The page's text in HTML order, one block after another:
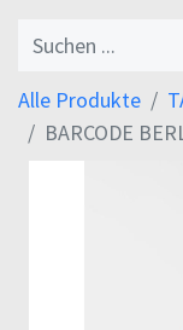
Alle Produkte
BARCODE